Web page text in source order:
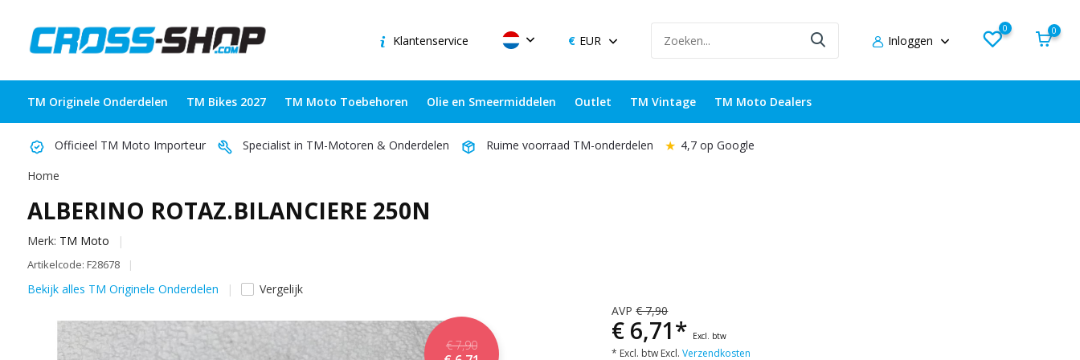
Klantenservice EUR Inloggen
0 0
TM Originele Onderdelen TM Bikes 2027 TM Moto Toebehoren Olie en Smeermiddelen Outlet TM Vintage TM Moto Dealers
Officieel TM Moto Importeur Specialist in TM-Motoren & Onderdelen Ruime voorraad TM-onderdelen ★ 4,7 op Google
Home
ALBERINO ROTAZ.BILANCIERE 250N
Merk: TM Moto
Artikelcode: F28678
Bekijk alles TM Originele Onderdelen Vergelijk
€ 7,90
AVP€ 7,90
€ 6,71* Excl. btw
* Excl. btw Excl.Verzendkosten